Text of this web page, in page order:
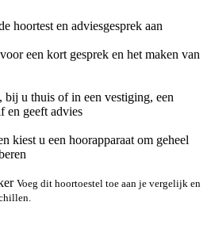
hoortest en adviesgesprek aan
een kort gesprek en het maken van
bij u thuis of in een vestiging, een
en geeft advies
kiest u een hoorapparaat om geheel
Voeg dit hoortoestel toe aan je vergelijk en